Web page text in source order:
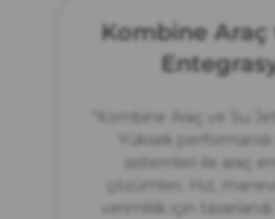
Kombine Araç
“Kombine Araç ve Su
Yüksek
sistemleri ile araç
çözümleri. Hız,
verimlilik için